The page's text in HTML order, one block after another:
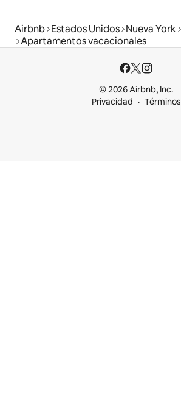
Airbnb Estados Unidos Nueva York
Apartamentos vacacionales
© 2026 Airbnb, Inc.
Privacidad
Términos